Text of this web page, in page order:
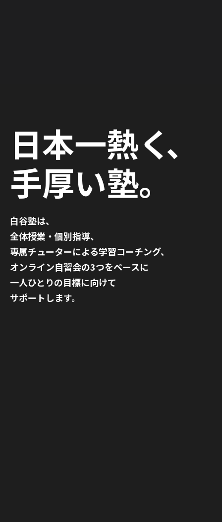
日本一熱く、
手厚い塾。
白谷塾は、
全体授業・個別指導、
専属チューターによる学習コーチング、
オンライン自習会の3つをベースに
一人ひとりの目標に向けて
サポートします。